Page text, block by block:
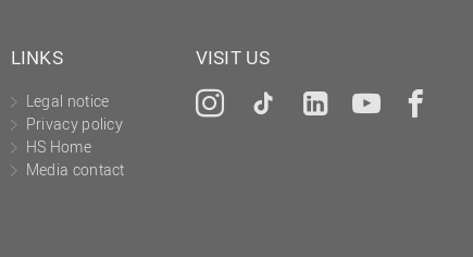
LINKS
Legal notice
Privacy policy
HS Home
Media contact
VISIT US
Instagram
TiktokLinkedInYouTube